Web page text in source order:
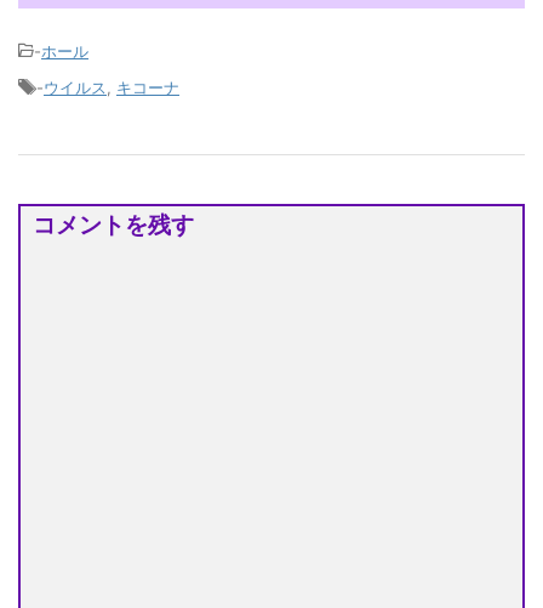
-ホール
-ウイルス キコーナ
コメントを残す